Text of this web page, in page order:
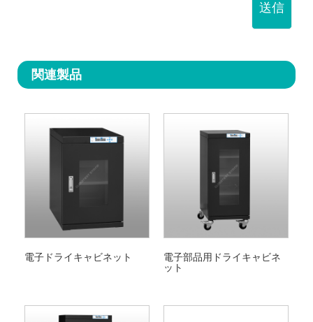
送信
関連製品
電子ドライキャビネット
電子部品用ドライキャビネ
ット